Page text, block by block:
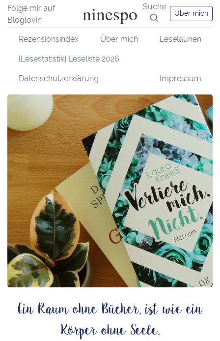
Folge mir auf
Bloglovin
ninespo Suche
Über mich
Rezensionsindex Über mich Leselaunen
[Lesestatistik] Leseliste 2026
Datenschutzerklärung Impressum
Ein Raum ohne Bücher, ist wie ein
Körper ohne Seele.